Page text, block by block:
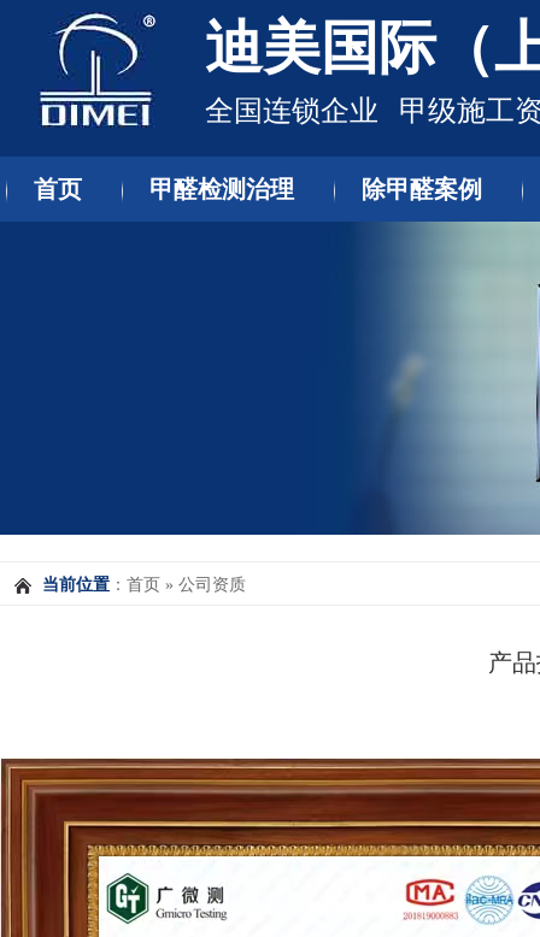
迪美国际（
全国连锁企业 甲级施工
首页 甲醛检测治理 除甲醛案例
当前位置 ： 首页 » 公司资质
产